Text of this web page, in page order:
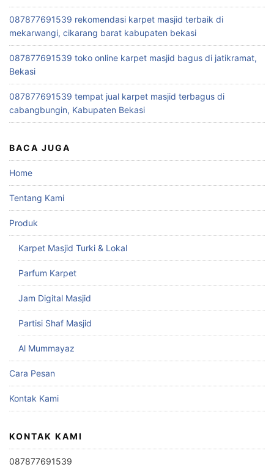
087877691539 rekomendasi karpet masjid terbaik di
mekarwangi, cikarang barat kabupaten bekasi
087877691539 toko online karpet masjid bagus di jatikramat,
Bekasi
087877691539 tempat jual karpet masjid terbagus di
cabangbungin, Kabupaten Bekasi
BACA JUGA
Home
Tentang Kami
Produk
Karpet Masjid Turki & Lokal
Parfum Karpet
Jam Digital Masjid
Partisi Shaf Masjid
Al Mummayaz
Cara Pesan
Kontak Kami
KONTAK KAMI
087877691539